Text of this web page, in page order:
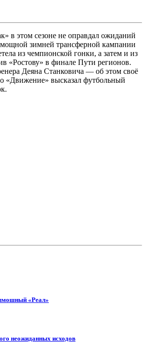
в этом сезоне не оправдал ожиданий
зимней трансферной кампании
из чемпионской гонки, а затем и из
«Ростову» в финале Пути регионов.
Деяна Станковича — об этом своё
«Движение» высказал футбольный
«Реал»
неожиданных исходов